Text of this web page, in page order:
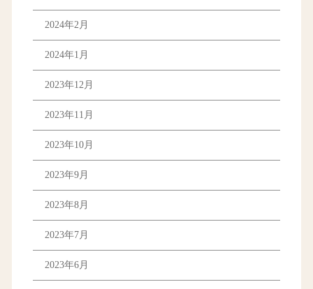
2024年2月
2024年1月
2023年12月
2023年11月
2023年10月
2023年9月
2023年8月
2023年7月
2023年6月